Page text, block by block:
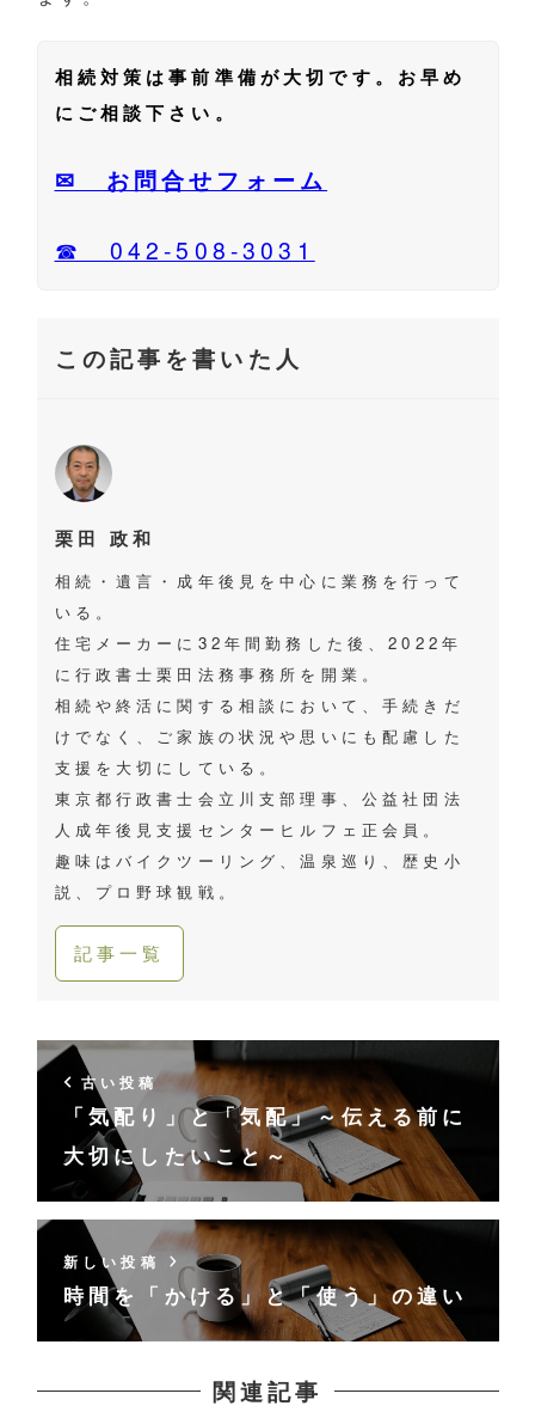
相続対策は事前準備が大切です。お早め
にご相談下さい。
✉ お問合せフォーム
☎ 042-508-3031
この記事を書いた人
栗田 政和
相続・遺言・成年後見を中心に業務を行って
いる。
住宅メーカーに32年間勤務した後、2022年
に行政書士栗田法務事務所を開業。
相続や終活に関する相談において、手続きだ
けでなく、ご家族の状況や思いにも配慮した
支援を大切にしている。
東京都行政書士会立川支部理事、公益社団法
人成年後見支援センターヒルフェ正会員。
趣味はバイクツーリング、温泉巡り、歴史小
説、プロ野球観戦。
記事一覧
古い投稿
「気配り」と「気配」～伝える前に
大切にしたいこと～
新しい投稿
時間を「かける」と「使う」の違い
関連記事